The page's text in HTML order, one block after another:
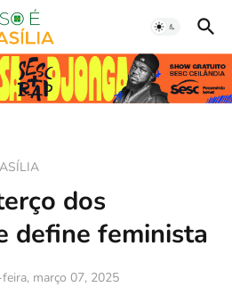
dos
define feminista
março 07, 2025